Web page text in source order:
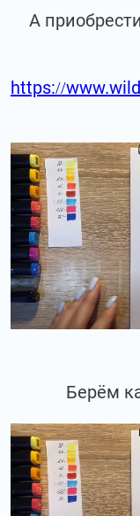
А
https://
Берём